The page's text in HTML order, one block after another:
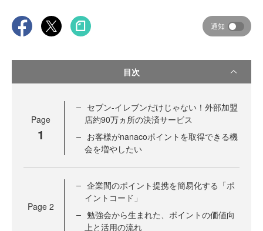
通知
目次
Page
1
セブン‐イレブンだけじゃない！外部加盟
店約90万ヵ所の決済サービス
お客様がnanacoポイントを取得できる機
会を増やしたい
Page 2
企業間のポイント提携を簡易化する「ポ
イントコード」
勉強会から生まれた、ポイントの価値向
上と活用の流れ